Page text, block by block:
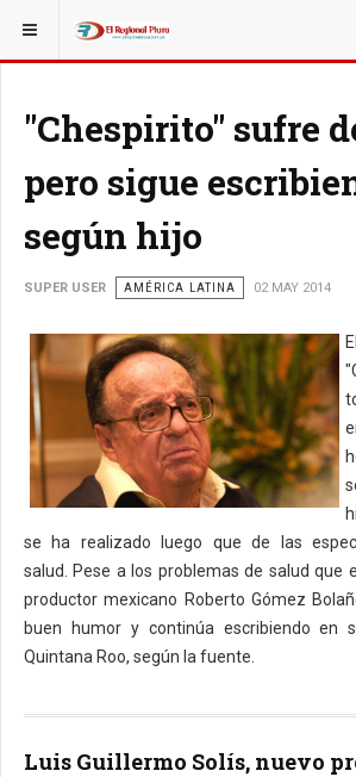
ESTÁ AQUÍ: MUNDO
"Chespirito" sufre
pero sigue
según hijo
SUPER USER AMÉRICA LATINA 02 MAY 2014
se ha realizado luego que de las
salud. Pese a los problemas de salud que
productor mexicano Roberto Gómez
buen humor y continúa escribiendo en
Quintana Roo, según la fuente.
Luis Guillermo Solís, nuevo